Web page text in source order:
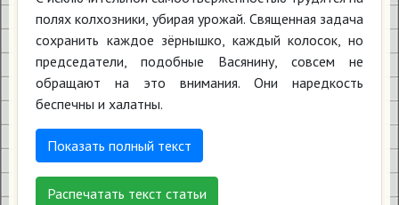
полях колхозники, убирая урожай. Священная задача
сохранить каждое зёрнышко, каждый колосок, но
председатели, подобные Васянину, совсем не
обращают на это внимания. Они наредкость
беспечны и халатны.
Показать полный текст
Распечатать текст статьи